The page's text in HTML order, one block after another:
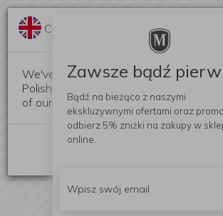
Change language?
We've detected that your browser
Polish. Would you like to switch to the
of our website?
Zawsze bądź
Bądź na bieżąco z naszymi
ekskluzywnymi ofertami oraz
odbierz 5% zniżki na zakupy w
online.